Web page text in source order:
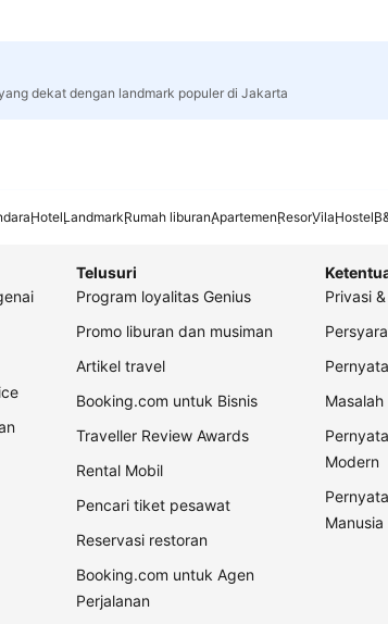
dekat dengan landmark populer di Jakarta
HotelLandmarkRumah liburanApartemenResorVilaHostel
Telusuri
Program loyalitas Genius
Promo liburan dan musiman
Artikel travel
Booking.com untuk Bisnis
Traveller Review Awards
Rental Mobil
Pencari tiket pesawat
Reservasi restoran
Booking.com untuk Agen
Perjalanan
Privasi
Masalah
Modern
Manusia